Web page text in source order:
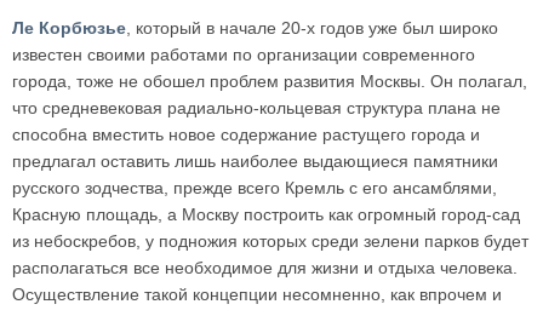
Ле Корбюзье , который в начале 20-х годов уже был широко
известен своими работами по организации современного
города, тоже не обошел проблем развития Москвы. Он полагал,
что средневековая радиально-кольцевая структура плана не
способна вместить новое содержание растущего города и
предлагал оставить лишь наиболее выдающиеся памятники
русского зодчества, прежде всего Кремль с его ансамблями,
Красную площадь, а Москву построить как огромный город-сад
из небоскребов, у подножия которых среди зелени парков будет
располагаться все необходимое для жизни и отдыха человека.
Осуществление такой концепции несомненно, как впрочем и